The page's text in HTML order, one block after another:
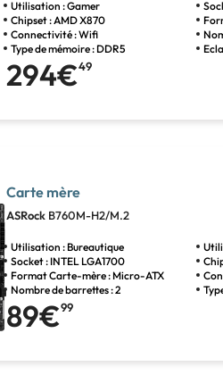
Utilisation : Gamer
Chipset : AMD X870
Connectivité : Wifi
Type de mémoire : DDR5
294€49
Carte mère
ASRock B760M-H2/M.2
Utilisation : Bureautique
Socket : INTEL LGA1700
Format Carte-mère : Micro-ATX
Nombre de barrettes : 2
89€99